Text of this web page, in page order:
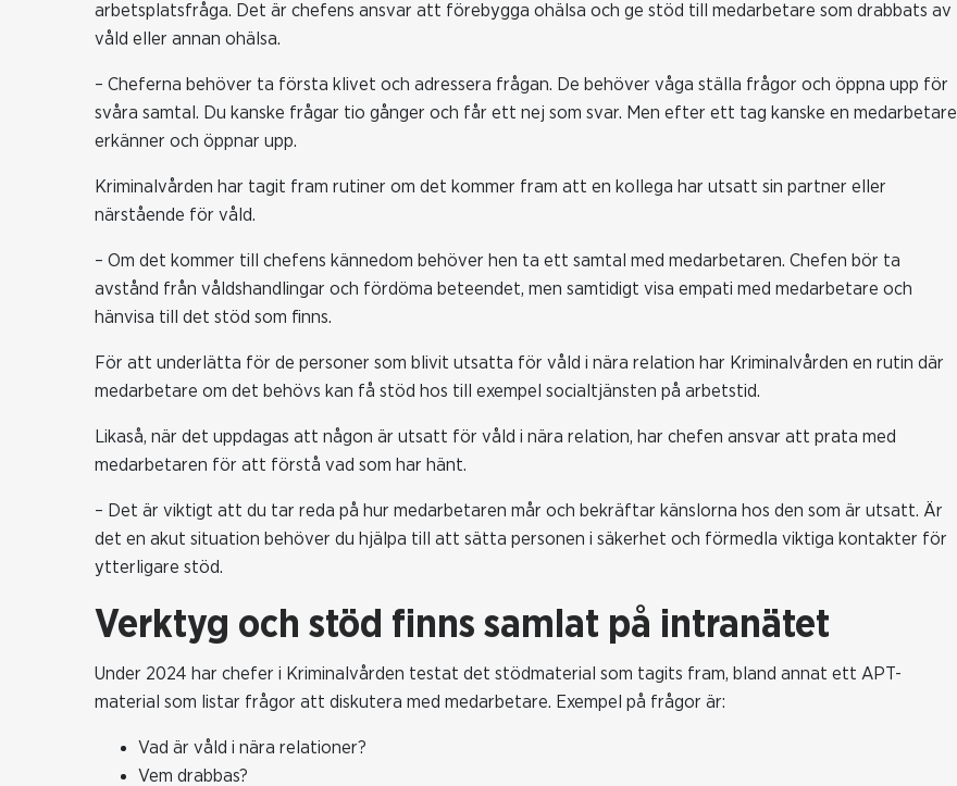
arbetsplatsfråga. Det är chefens ansvar att förebygga ohälsa och ge stöd till medarbetare som drabbats av
våld eller annan ohälsa.
– Cheferna behöver ta första klivet och adressera frågan. De behöver våga ställa frågor och öppna upp för
svåra samtal. Du kanske frågar tio gånger och får ett nej som svar. Men efter ett tag kanske en medarbetare
erkänner och öppnar upp.
Kriminalvården har tagit fram rutiner om det kommer fram att en kollega har utsatt sin partner eller
närstående för våld.
– Om det kommer till chefens kännedom behöver hen ta ett samtal med medarbetaren. Chefen bör ta
avstånd från våldshandlingar och fördöma beteendet, men samtidigt visa empati med medarbetare och
hänvisa till det stöd som finns.
För att underlätta för de personer som blivit utsatta för våld i nära relation har Kriminalvården en rutin där
medarbetare om det behövs kan få stöd hos till exempel socialtjänsten på arbetstid.
Likaså, när det uppdagas att någon är utsatt för våld i nära relation, har chefen ansvar att prata med
medarbetaren för att förstå vad som har hänt.
– Det är viktigt att du tar reda på hur medarbetaren mår och bekräftar känslorna hos den som är utsatt. Är
det en akut situation behöver du hjälpa till att sätta personen i säkerhet och förmedla viktiga kontakter för
ytterligare stöd.
Verktyg och stöd finns samlat på intranätet
Under 2024 har chefer i Kriminalvården testat det stödmaterial som tagits fram, bland annat ett APT-
material som listar frågor att diskutera med medarbetare. Exempel på frågor är:
Vad är våld i nära relationer?
Vem drabbas?